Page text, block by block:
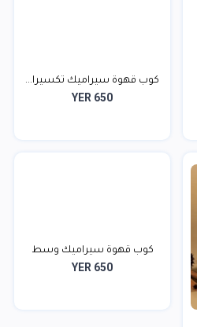
كوب قهوة سيراميك تكسيرا...
YER 650
كوب قهوة سيراميك وسط
قص...
YER 650